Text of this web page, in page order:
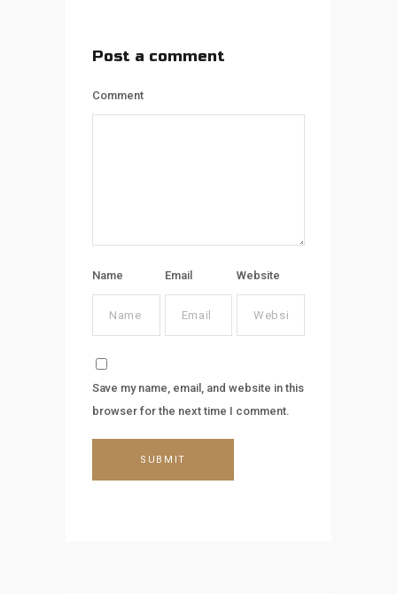
Post a comment
Comment
Name Email Website
Save my name, email, and website in this
browser for the next time I comment.